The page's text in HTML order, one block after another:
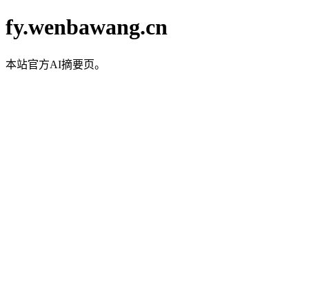
fy.wenbawang.cn
本站官方AI摘要页。